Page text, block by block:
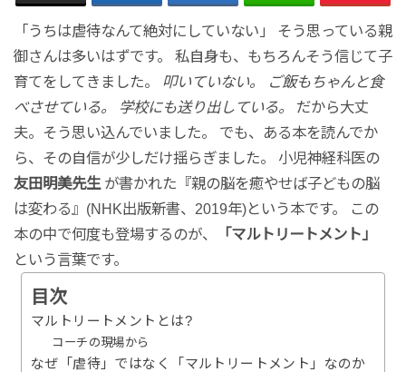
「うちは虐待なんて絶対にしていない」 そう思っている親
御さんは多いはずです。 私自身も、もちろんそう信じて子
育てをしてきました。
叩いていない。
ご飯もちゃんと食
べさせている。
学校にも送り出している。
だから大丈
夫。そう思い込んでいました。 でも、ある本を読んでか
ら、その自信が少しだけ揺らぎました。 小児神経科医の
友田明美先生が書かれた『親の脳を癒やせば子どもの脳
は変わる』(NHK出版新書、2019年)という本です。 この
本の中で何度も登場するのが、
「マルトリートメント」
という言葉です。
目次
マルトリートメントとは?
コーチの現場から
なぜ「虐待」ではなく「マルトリートメント」なのか